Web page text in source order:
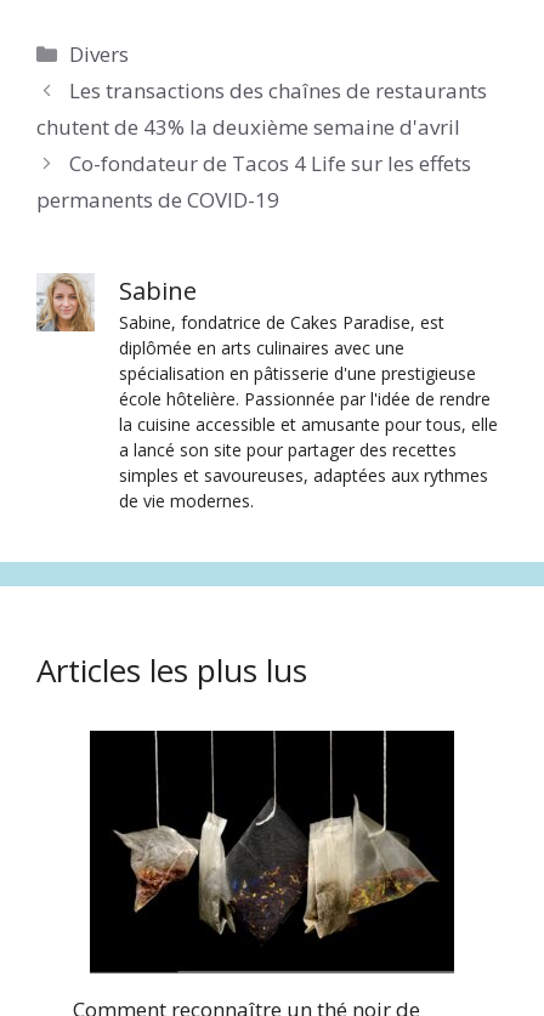
Catégories
Divers
Les transactions des chaînes de restaurants
chutent de 43% la deuxième semaine d'avril
Co-fondateur de Tacos 4 Life sur les effets
permanents de COVID-19
Sabine
Sabine, fondatrice de Cakes Paradise, est
diplômée en arts culinaires avec une
spécialisation en pâtisserie d'une prestigieuse
école hôtelière. Passionnée par l'idée de rendre
la cuisine accessible et amusante pour tous, elle
a lancé son site pour partager des recettes
simples et savoureuses, adaptées aux rythmes
de vie modernes.
Articles les plus lus
Comment reconnaître un thé noir de